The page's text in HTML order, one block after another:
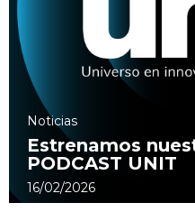
Noticias
Estrenamos
PODCAST UNIT
16/02/2026